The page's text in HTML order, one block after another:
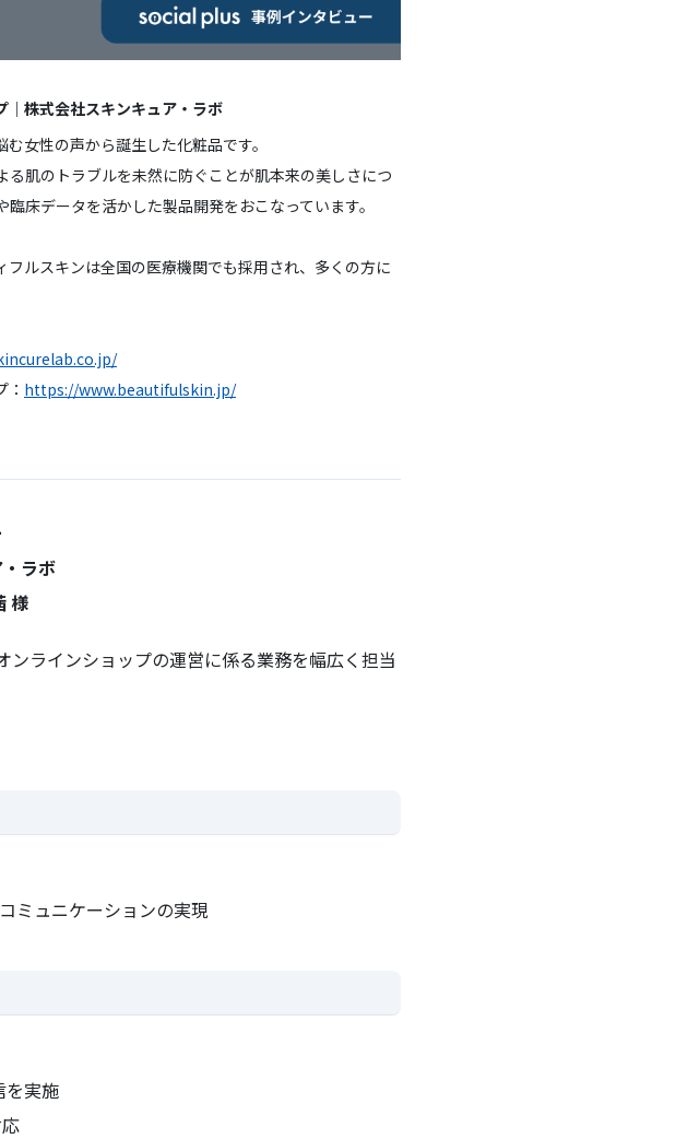
｜株式会社スキンキュア・ラボ
女性の声から誕生した化粧品です。
肌のトラブルを未然に防ぐことが肌本来の美しさにつ
床データを活かした製品開発をおこなっています。
ルスキンは全国の医療機関でも採用され、多くの方に
https://www.beautifulskin.jp/
ラボ
様
ラインショップの運営に係る業務を幅広く担当
ミュニケーションの実現
を実施